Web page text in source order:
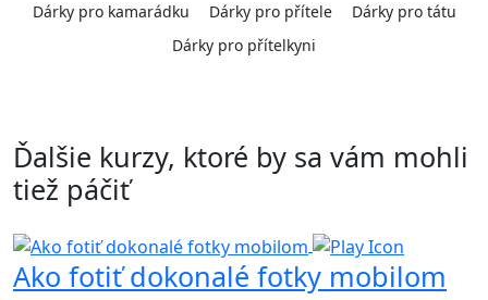
Dárky pro kamarádku
Dárky pro přítele
Dárky pro tátu
Dárky pro přítelkyni
Ďalšie kurzy, ktoré by sa vám mohli
tiež páčiť
Ako fotiť dokonalé fotky mobilom